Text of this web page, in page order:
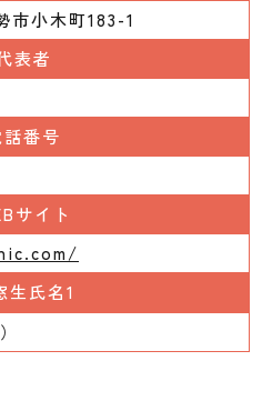
市小木町183-1
表者
話番号
サイト
生氏名1